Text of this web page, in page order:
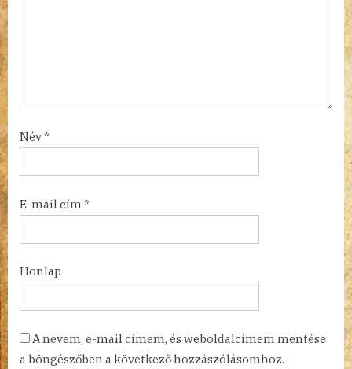
Név*
E-mail cím *
Honlap
A nevem, e-mail címem, és weboldalcímem mentése
a böngészőben a következő hozzászólásomhoz.